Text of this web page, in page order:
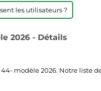
les utilisateurs ?
2026 - Détails
modèle 2026. Notre liste